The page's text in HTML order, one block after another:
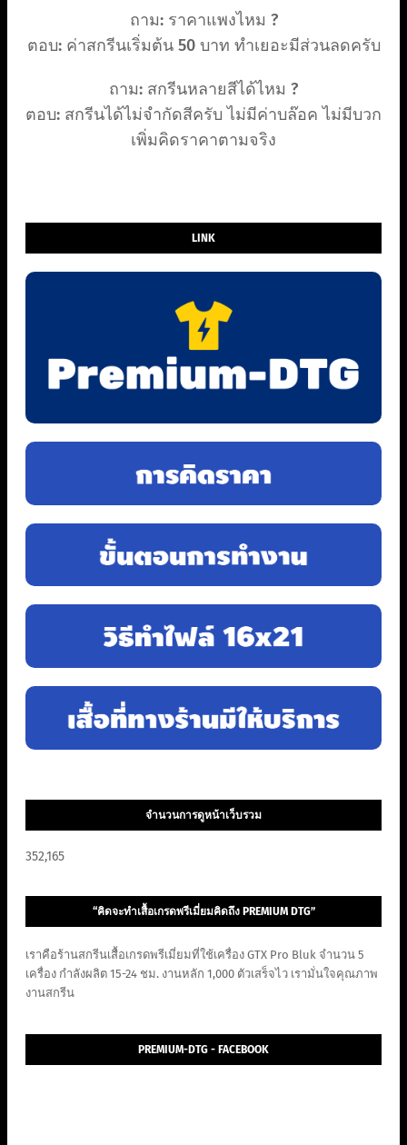
ถาม: ราคาแพงไหม ?
ตอบ: ค่าสกรีนเริ่มต้น 50 บาท ทำเยอะมีส่วนลดครับ
ถาม: สกรีนหลายสีได้ไหม ?
ตอบ: สกรีนได้ไม่จำกัดสีครับ ไม่มีค่าบล๊อค ไม่มีบวก
เพิ่มคิดราคาตามจริง
LINK
จำนวนการดูหน้าเว็บรวม
352,165
“คิดจะทำเสื้อเกรดพรีเมี่ยมคิดถึง PREMIUM DTG”
เราคือร้านสกรีนเสื้อเกรดพรีเมี่ยมที่ใช้เครื่อง GTX Pro Bluk จำนวน 5
เครื่อง กำลังผลิต 15-24 ชม. งานหลัก 1,000 ตัวเสร็จไว เรามั่นใจคุณภาพ
งานสกรีน
PREMIUM-DTG - FACEBOOK